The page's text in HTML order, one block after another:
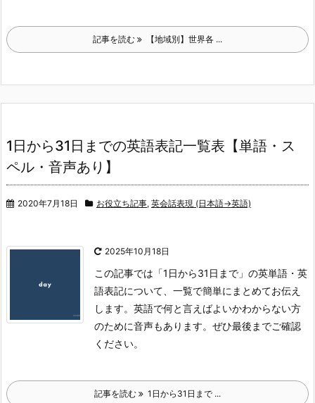
記事を読む 【地域別】世界各 ...
1日から31日までの英語表記一覧表【単語・ス
ペル・音声あり】
2020年7月18日 お役立ち記事, 英会話表現 (日本語→英語)
2025年10月18日
この記事では「1日から31日まで」の英単語・英
語表記について、一覧で簡単にまとめてお伝え
します。英語で何と言えばよいかわからない方
のために音声もあります。ぜひ最後までご確認
ください。
記事を読む 1日から31日まで ...